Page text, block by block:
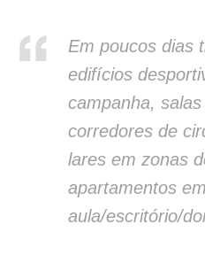
Em poucos dias
edifícios
campanha,
corredores de
lares em zonas
apartamentos
aula/escritório/